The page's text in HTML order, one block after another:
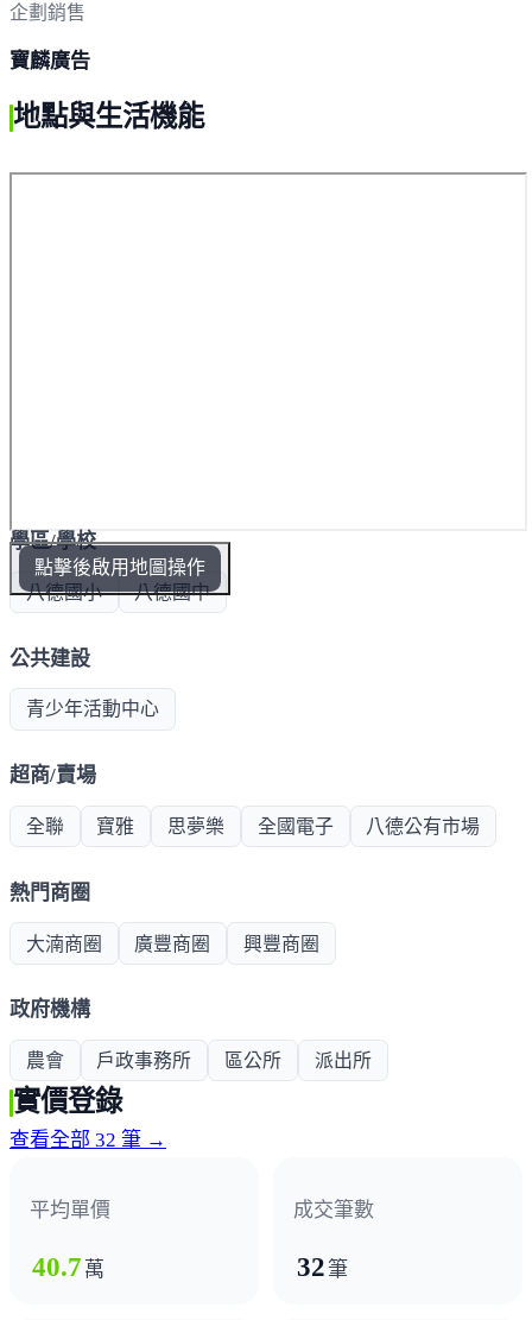
企劃銷售
寶麟廣告
地點與生活機能
點擊後啟用地圖操作
學區/學校
八德國小 八德國中
公共建設
青少年活動中心
超商/賣場
全聯 寶雅 思夢樂 全國電子 八德公有市場
熱門商圈
大湳商圈 廣豐商圈 興豐商圈
政府機構
農會 戶政事務所 區公所 派出所
實價登錄
查看全部 32 筆 →
平均單價
40.7 萬
成交筆數
32筆